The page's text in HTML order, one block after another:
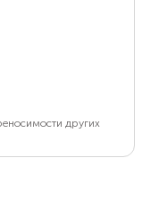
других